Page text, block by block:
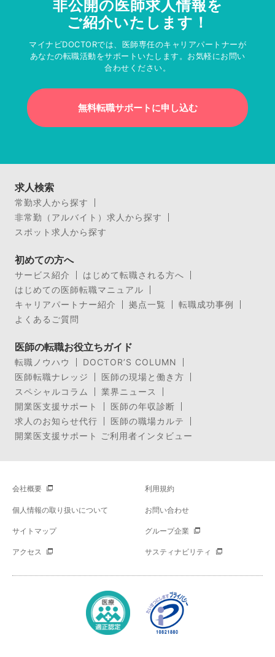
非公開の医師求人情報を
ご紹介いたします！
マイナビDOCTORでは、医師専任のキャリアパートナーが
あなたの転職活動をサポートいたします。お気軽にお問い
合わせください。
無料転職サポートに申し込む
求人検索
常勤求人から探す
非常勤（アルバイト）求人から探す
スポット求人から探す
初めての方へ
サービス紹介
はじめて転職される方へ
はじめての医師転職マニュアル
キャリアパートナー紹介
拠点一覧
転職成功事例
よくあるご質問
医師の転職お役立ちガイド
転職ノウハウ
DOCTOR’S COLUMN
医師転職ナレッジ
医師の現場と働き方
スペシャルコラム
業界ニュース
開業医支援サポート
医師の年収診断
求人のお知らせ代行
医師の職場カルテ
開業医支援サポート ご利用者インタビュー
会社概要 利用規約
個人情報の取り扱いについて お問い合わせ
サイトマップ グループ企業
アクセス サスティナビリティ